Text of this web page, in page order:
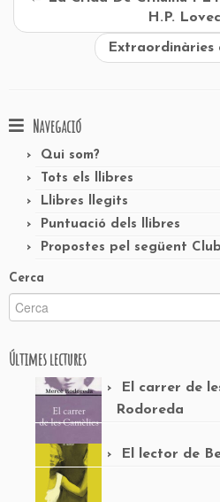
H.P.
Extraordinàries
Navegació
Qui som?
Tots els llibres
Llibres llegits
Puntuació dels llibres
Propostes pel següent Club
Cerca
Últimes lectures
El carrer de
Rodoreda
El lector de